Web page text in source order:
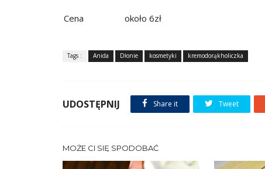
Cena około 6zł
Tags : Anida Dłonie kosmetyki kremodorąkholiczka
UDOSTĘPNIJ Share it Tweet
MOŻE CI SIĘ SPODOBAĆ